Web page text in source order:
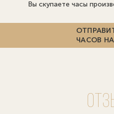
Вы скупаете часы
ЧАСОВ